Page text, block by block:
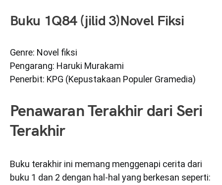
Buku 1Q84 (jilid 3)Novel Fiksi
Genre: Novel fiksi
Pengarang: Haruki Murakami
Penerbit: KPG (Kepustakaan Populer Gramedia)
Penawaran Terakhir dari Seri
Terakhir
Buku terakhir ini memang menggenapi cerita dari
buku 1 dan 2 dengan hal-hal yang berkesan seperti: